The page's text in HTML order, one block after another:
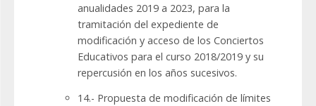
anualidades 2019 a 2023, para la
tramitación del expediente de
modificación y acceso de los Conciertos
Educativos para el curso 2018/2019 y su
repercusión en los años sucesivos.
14.- Propuesta de modificación de límites